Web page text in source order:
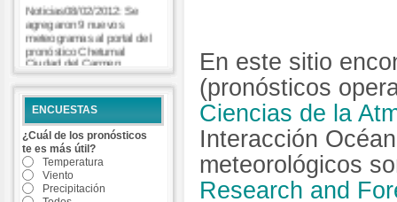
Noticias08/02/2012: Se
agregaron 9 nuevos
meteogramas al portal del
pronóstico Chetumal
Ciudad del Carmen
Coatzacoalcos Cozumel
Isla Mujeres Matamoros
Progreso Tuxpan Veracruz
Read more...
ENCUESTAS
¿Cuál de los pronósticos
te es más útil?
Temperatura
Viento
Precipitación
En este sitio
(pronósticos
Ciencias de la
Interacción
meteorológicos
Research and